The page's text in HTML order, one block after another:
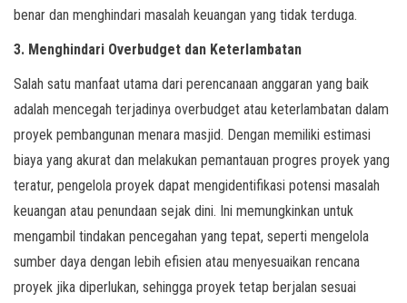
benar dan menghindari masalah keuangan yang tidak terduga.
3. Menghindari Overbudget dan Keterlambatan
Salah satu manfaat utama dari perencanaan anggaran yang baik
adalah mencegah terjadinya overbudget atau keterlambatan dalam
proyek pembangunan menara masjid. Dengan memiliki estimasi
biaya yang akurat dan melakukan pemantauan progres proyek yang
teratur, pengelola proyek dapat mengidentifikasi potensi masalah
keuangan atau penundaan sejak dini. Ini memungkinkan untuk
mengambil tindakan pencegahan yang tepat, seperti mengelola
sumber daya dengan lebih efisien atau menyesuaikan rencana
proyek jika diperlukan, sehingga proyek tetap berjalan sesuai